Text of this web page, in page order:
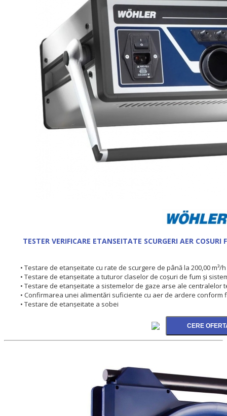
TESTER VERIFICARE ETANSEITATE SCURGERI AER
• Testare de etanșeitate cu rate de scurgere de până la 200,00 m³/h
• Testare de etanșeitate a tuturor claselor de coșuri de fum și
• Testare de etanșeitate a sistemelor de gaze arse ale centralelor
• Confirmarea unei alimentări suficiente cu aer de ardere conform
• Testare de etanșeitate a sobei